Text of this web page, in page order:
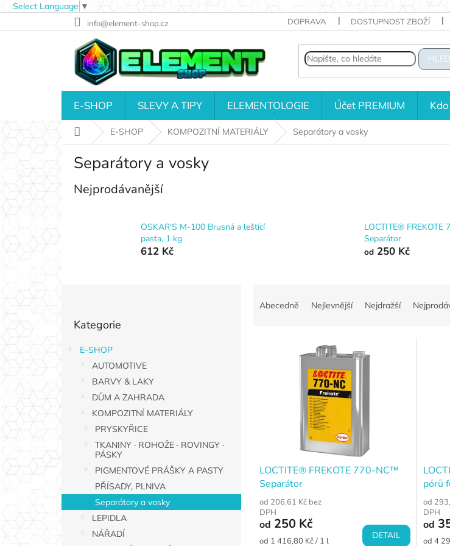
Select Language ▼
na
info@element-shop.cz DOPRAVA DOSTUPNOST ZBOŽÍ
E-SHOP SLEVY A TIPY ELEMENTOLOGIE Účet PREMIUM
Domů E-SHOP KOMPOZITNÍ MATERIÁLY Separátory a vosky
Separátory a vosky
Nejprodávanější
OSKAR'S M-100 Brusná a leštící
pasta, 1 kg
612 Kč
LOCTITE® FREKOTE
Separátor
od 250 Kč
a
n
p
a
kategorie
Kategorie
E-SHOP
AUTOMOTIVE
BARVY & LAKY
DŮM A ZAHRADA
KOMPOZITNÍ MATERIÁLY
PRYSKYŘICE
TKANINY · ROHOŽE · ROVINGY ·
PÁSKY
PIGMENTOVÉ PRÁŠKY A PASTY
PŘÍSADY, PLNIVA
Separátory a vosky
LEPIDLA
NÁŘADÍ
Abecedně Nejlevnější Nejdražší
LOCTITE® FREKOTE 770-NC™
Separátor
od 206,61 Kč bez
DPH
od 250 Kč
Měrná
od 1 416,80 Kč / 1 l DETAIL
pórů
od
DPH
od
Měrná
od 4